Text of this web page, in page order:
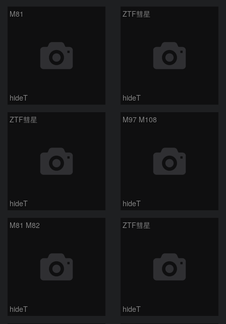
M81
hideT
ZTF彗星
hideT
ZTF彗星
hideT
M97 M108
hideT
M81 M82
hideT
ZTF彗星
hideT